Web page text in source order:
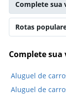
1
Y
axis
displaying
Range:
to
Complete sua
Rotas
Complete sua
Aluguel de
Aluguel de